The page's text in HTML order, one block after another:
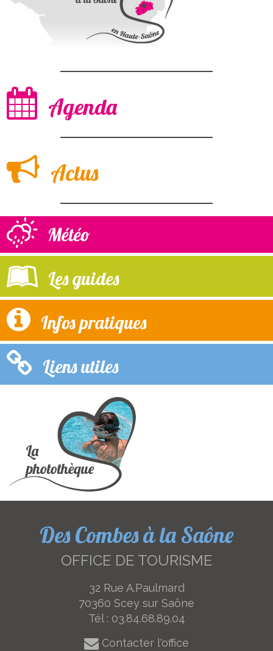
Agenda
Actus
Météo
Les guides
Infos pratiques
Liens utiles
Des Combes à la Saône
OFFICE DE TOURISME
32 Rue A.Paulmard
70360 Scey sur Saône
Tél : 03.84.68.89.04
Contacter l'office